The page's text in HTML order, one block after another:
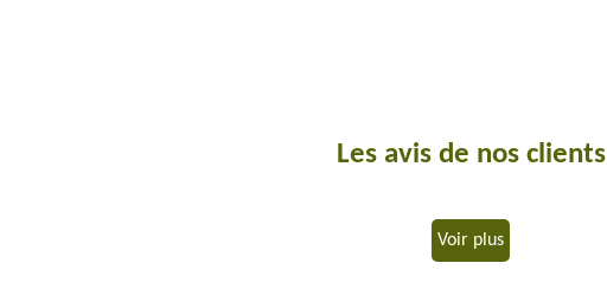
Les avis de nos clients
Voir plus